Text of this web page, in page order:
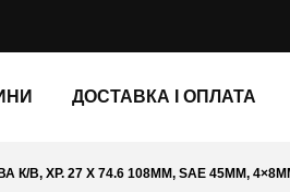
ДОСТАВКА І ОПЛАТА
В, ХР. 27 X 74.6 108ММ, SAE 45ММ,